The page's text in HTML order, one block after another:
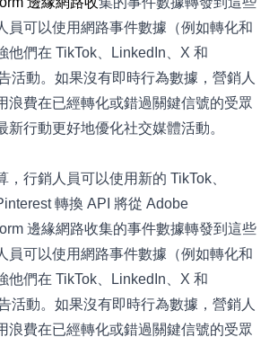
員可以使用網路事件數據（例如轉化和
他們在 TikTok、LinkedIn、X 和
活動。如果沒有即時行為數據，營銷人
浪費在已經轉化或錯過關鍵信號的受眾
新行動更好地優化社交媒體活動。
，行銷人員可以使用新的 TikTok、
轉換 API 將從 Adobe
邊緣網路收集的事件數據轉發到這些
員可以使用網路事件數據（例如轉化和
他們在 TikTok、LinkedIn、X 和
活動。如果沒有即時行為數據，營銷人
浪費在已經轉化或錯過關鍵信號的受眾